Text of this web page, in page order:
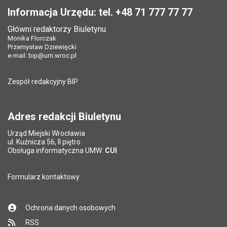
Data opublikowania:
22.06.2022 15:30
Liczba pobrań:
Liczba wyświetleń:
Twój adres e-mail Pole wymagane
Tytuł e-mailaPole wymagane
*
Adres e-mail znajomego
Pytanie antyspamowe
*
Pole wymagane
Informacja Urzędu: tel. +48 71 777 77 77
Główni redaktorzy Biuletynu
Monika Florczak
Przemysław Dziewięcki
e-mail: bip@um.wroc.pl
Zespół redakcyjny BIP
Adres redakcji Biuletynu
Urząd Miejski Wrocławia
ul. Kuźnicza 56, II piętro
Obsługa informatyczna UMW: CUI
Formularz kontaktowy
Ochrona danych osobowych
RSS